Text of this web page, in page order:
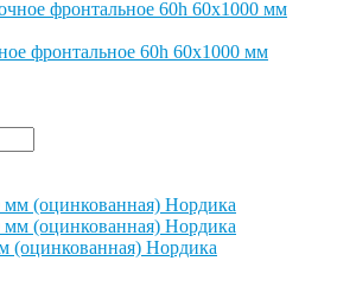
фронтальное 60h 60х1000 мм
(оцинкованная) Нордика